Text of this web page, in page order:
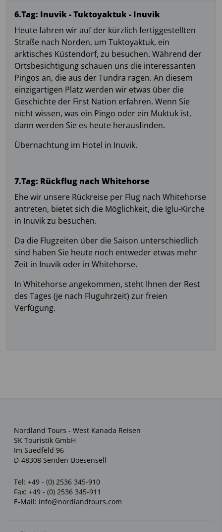
6.Tag: Inuvik - Tuktoyaktuk - Inuvik
Heute fahren wir auf der kürzlich fertiggestellten
Straße nach Norden, um Tuktoyaktuk, ein
arktisches Küstendorf, zu besuchen. Während der
Ortsbesichtigung schauen uns die interessanten
Pingos an, die aus der Tundra ragen. An diesem
einzigartigen Platz werden wir etwas über die
Geschichte der First Nation erfahren. Wenn Sie
nicht wissen, was ein Pingo oder ein Muktuk ist,
dann werden Sie es heute herausfinden.
Übernachtung im Hotel in Inuvik.
7.Tag: Rückflug nach Whitehorse
Ehe wir unsere Rückreise per Flug nach Whitehorse
antreten, bietet sich die Möglichkeit, die Iglu-Kirche
in Inuvik zu besuchen.
Da die Flugzeiten über die Saison unterschiedlich
sind haben Sie heute noch entweder etwas mehr
Zeit in Inuvik oder in Whitehorse.
In Whitehorse angekommen, steht Ihnen der Rest
des Tages (je nach Fluguhrzeit) zur freien
Verfügung.
Nordland Tours - West Kanada Reisen
SK Touristik GmbH
Im Suedfeld 96
D-48308 Senden-Boesensell
Tel: +49 - (0) 2536 345-910
Fax: +49 - (0) 2536 345-911
E-Mail: info@nordlandtours.com